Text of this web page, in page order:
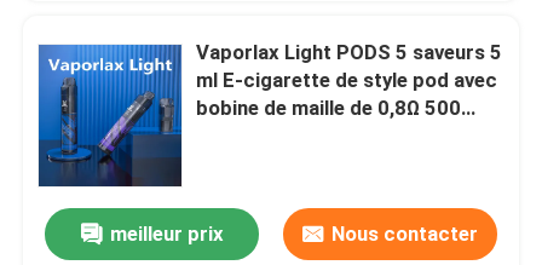
Demande de soumission
Vape jetable
Système de cosse
Vaporlax Light PODS 5 saveurs 5
ml E-cigarette de style pod avec
bobine de maille de 0,8Ω 500
meilleur prix Nous contacter